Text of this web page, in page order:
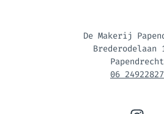
De Makerij
Brederodelaan
Papendrecht
06 24922827